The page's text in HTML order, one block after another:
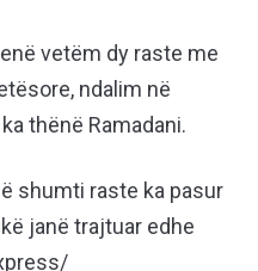
vetëm dy raste me
ndalim në
thënë Ramadani.
shumti raste ka pasur
janë trajtuar edhe